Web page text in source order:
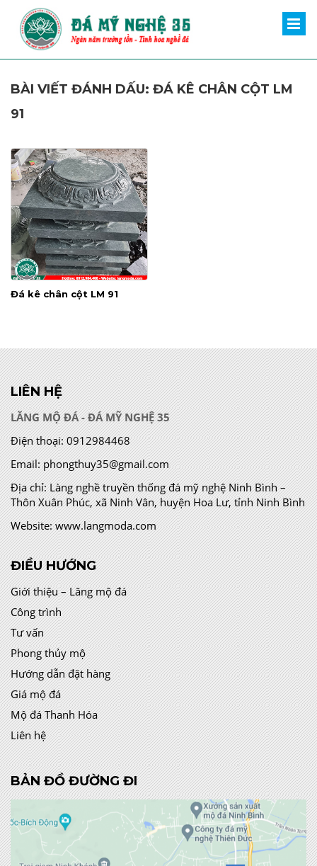
BÀI VIẾT ĐÁNH DẤU: ĐÁ KÊ CHÂN CỘT LM
91
Đá kê chân cột LM 91
LIÊN HỆ
LĂNG MỘ ĐÁ - ĐÁ MỸ NGHỆ 35
Điện thoại: 0912984468
Email: phongthuy35@gmail.com
Địa chỉ:Làng nghề truyền thống đá mỹ nghệ Ninh Bình –
Thôn Xuân Phúc, xã Ninh Vân, huyện Hoa Lư, tỉnh Ninh Bình
Website: www.langmoda.com
ĐIỀU HƯỚNG
Giới thiệu – Lăng mộ đá
Công trình
Tư vấn
Phong thủy mộ
Hướng dẫn đặt hàng
Giá mộ đá
Mộ đá Thanh Hóa
Liên hệ
BẢN ĐỒ ĐƯỜNG ĐI